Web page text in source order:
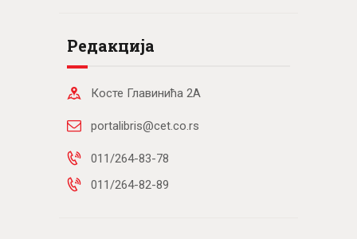
Редакција
Косте Главинића 2А
portalibris@cet.co.rs
011/264-83-78
011/264-82-89